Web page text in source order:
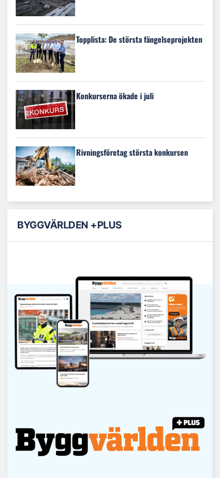
Topplista: De största fängelseprojekten
Konkurserna ökade i juli
Rivningsföretag största konkursen
BYGGVÄRLDEN +PLUS